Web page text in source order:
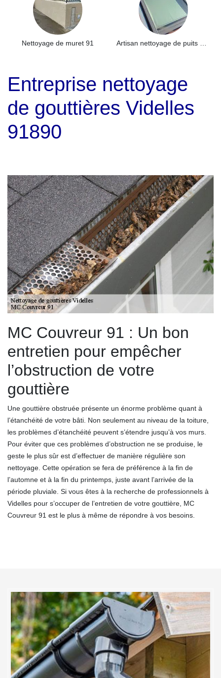
Nettoyage de muret 91
Entreprise nettoyage
de gouttières Videlles
91890
MC Couvreur 91 : Un bon
entretien pour empêcher
l’obstruction de votre
gouttière
Une gouttière obstruée présente un énorme problème quant à
l’étanchéité de votre bâti. Non seulement au niveau de la toiture,
les problèmes d’étanchéité peuvent s’étendre jusqu’à vos murs.
Pour éviter que ces problèmes d’obstruction ne se produise, le
geste le plus sûr est d’effectuer de manière régulière son
nettoyage. Cette opération se fera de préférence à la fin de
l’automne et à la fin du printemps, juste avant l’arrivée de la
période pluviale. Si vous êtes à la recherche de professionnels à
Videlles pour s’occuper de l’entretien de votre gouttière, MC
Couvreur 91 est le plus à même de répondre à vos besoins.